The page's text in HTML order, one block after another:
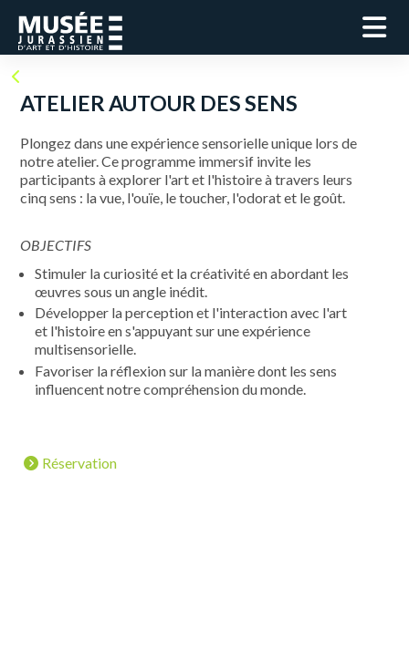
ATELIER AUTOUR DES SENS
Plongez dans une expérience sensorielle unique lors de
notre atelier. Ce programme immersif invite les
participants à explorer l'art et l'histoire à travers leurs
cinq sens : la vue, l'ouïe, le toucher, l'odorat et le goût.
OBJECTIFS
Stimuler la curiosité et la créativité en abordant les
œuvres sous un angle inédit.
Développer la perception et l'interaction avec l'art
et l'histoire en s'appuyant sur une expérience
multisensorielle.
Favoriser la réflexion sur la manière dont les sens
influencent notre compréhension du monde.
Réservation